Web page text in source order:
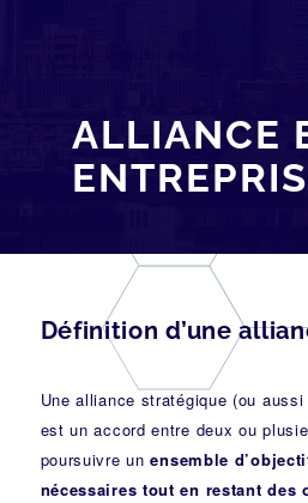
ALLIANCE
Définition d’une
Une alliance stratégique (ou
est un accord entre deux ou
poursuivre unensemble
nécessaires tout en restant des